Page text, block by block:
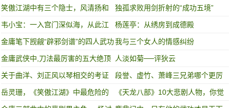
到了人性中最大的恶
笑傲江湖中有三个隐士，风清扬和
莫大都是小隐，第三个才是大隐
独孤求败用剑折射的“成功五境”
韦小宝：一入宫门深似海，从此江
湖是路人
杨莲亭：从绣房到成德殿
金庸笔下觊觎“辟邪剑谱”的四人武功
谁高谁低？
我与三个女人的情感纠纷
金庸武侠中,刀法最厉害的五大绝顶
高手,其中有四个都很好色!
人淡如菊──评狄云
关于曲洋、刘正风以琴相交的考证
段誉、虚竹、萧峰三兄弟哪个更厉
害
岳灵珊，《笑傲江湖》中最危险的
《天龙八部》10大悲剧人物，你觉